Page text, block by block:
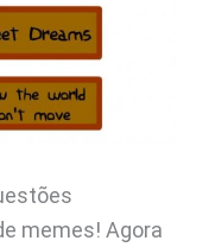
memes! Agora